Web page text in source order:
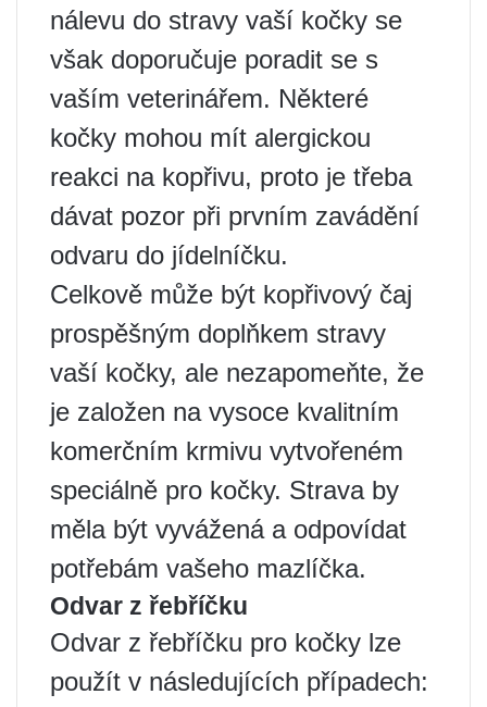
nálevu do stravy vaší kočky se
však doporučuje poradit se s
vaším veterinářem. Některé
kočky mohou mít alergickou
reakci na kopřivu, proto je třeba
dávat pozor při prvním zavádění
odvaru do jídelníčku.
Celkově může být kopřivový čaj
prospěšným doplňkem stravy
vaší kočky, ale nezapomeňte, že
je založen na vysoce kvalitním
komerčním krmivu vytvořeném
speciálně pro kočky. Strava by
měla být vyvážená a odpovídat
potřebám vašeho mazlíčka.
Odvar z řebříčku
Odvar z řebříčku pro kočky lze
použít v následujících případech: